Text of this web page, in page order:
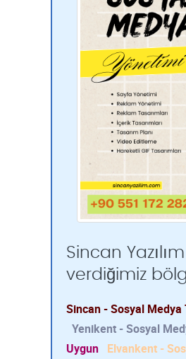
Sincan
verdiğimiz
Sincan - Sosyal Medya
Yenikent - Sosyal
Uygun Elvankent -